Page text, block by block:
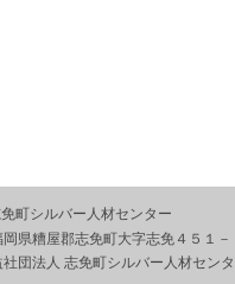
町シルバー人材センター
県糟屋郡志免町大字志免４５１－
団法人 志免町シルバー人材セン